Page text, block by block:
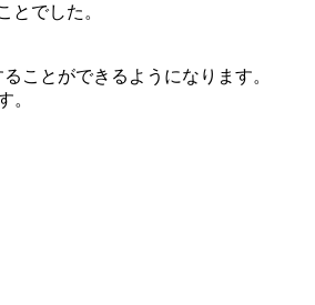
とでした。
ことができるようになります。
。